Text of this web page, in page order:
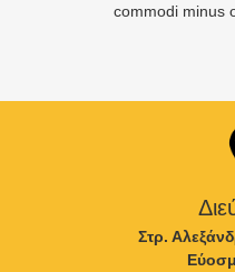
commodi minus
Στρ.